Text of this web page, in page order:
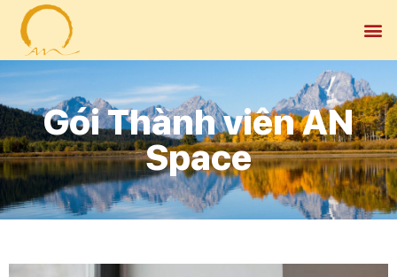
Gói Thành viên AN
Space